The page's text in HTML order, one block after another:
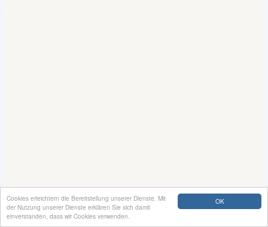
OK
Cookies erleichtern die Bereitstellung unserer Dienste. Mit
der Nutzung unserer Dienste erklären Sie sich damit
einverstanden, dass wir Cookies verwenden.